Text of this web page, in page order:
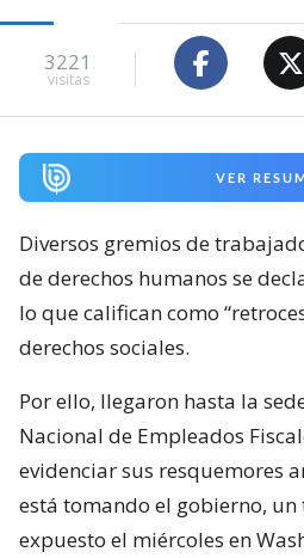
3221
visitas
VER
Diversos gremios de
de derechos humanos se
lo que califican como
derechos sociales.
Por ello, llegaron hasta la
Nacional de Empleados
evidenciar sus resquemores
está tomando el gobierno,
expuesto el miércoles en